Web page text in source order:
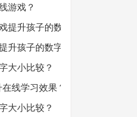
游戏？
提升孩子的数学能力？
升孩子的数字顺序技能？
大小比较？
线学习效果？
大小比较？